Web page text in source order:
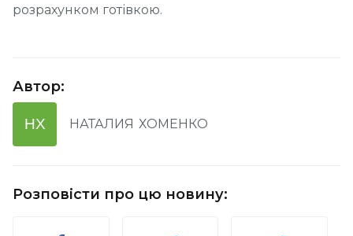
розрахунком готівкою.
Автор:
НХ НАТАЛИЯ ХОМЕНКО
Розповісти про цю новину: